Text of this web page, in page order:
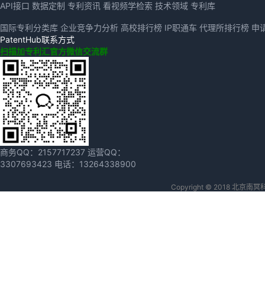
API接口 数据定制 专利资讯 看视频学检索 技术领域 专利库
国际专利分类库 企业竞争力分析 高校排行榜 IP职通车 代理所排行榜 申
PatentHub联系方式
扫描加专利汇官方微信交流群
商务QQ： 2157717237 运营QQ：
3307693423 电话： 13264338900
Copyright © 2018 北京南冥